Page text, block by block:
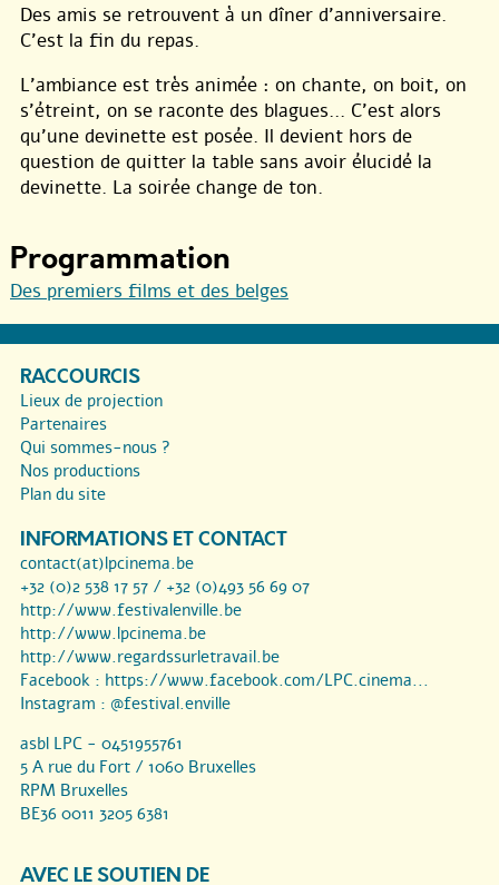
Des amis se retrouvent à un dîner d’anniversaire.
C’est la fin du repas.
L’ambiance est très animée : on chante, on boit, on
s’étreint, on se raconte des blagues… C’est alors
qu’une devinette est posée. Il devient hors de
question de quitter la table sans avoir élucidé la
devinette. La soirée change de ton.
Programmation
Des premiers films et des belges
RACCOURCIS
Lieux de projection
Partenaires
Qui sommes-nous ?
Nos productions
Plan du site
INFORMATIONS ET CONTACT
contact(at)lpcinema.be
+32 (0)2 538 17 57 / +32 (0)493 56 69 07
http://www.festivalenville.be
http://www.lpcinema.be
http://www.regardssurletravail.be
Facebook : https://www.facebook.com/LPC.cinema...
Instagram : @festival.enville
asbl LPC - 0451955761
5 A rue du Fort / 1060 Bruxelles
RPM Bruxelles
BE36 0011 3205 6381
AVEC LE SOUTIEN DE